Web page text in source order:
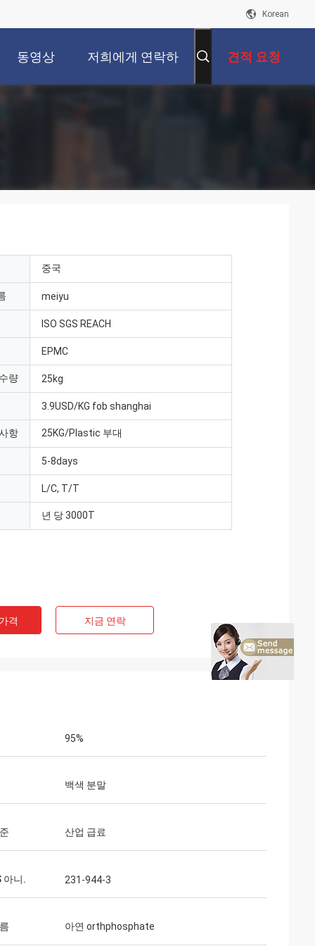
Korean
동영상 저희에게 연락하 견적 요청
중국
meiyu
ISO SGS REACH
EPMC
량 25kg
3.9USD/KG fob shanghai
항 25KG/Plastic 부대
5-8days
L/C, T/T
년 당 3000T
격 지금 연락
95%
백색 분말
산업 급료
아니. 231-944-3
아연 orthphosphate